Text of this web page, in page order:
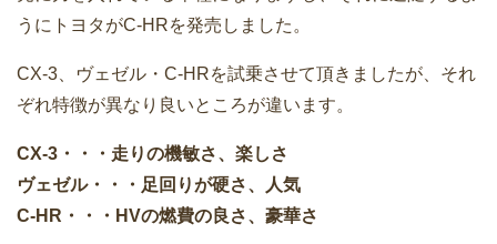
うにトヨタがC-HRを発売しました。
CX-3、ヴェゼル・C-HRを試乗させて頂きましたが、それ
ぞれ特徴が異なり良いところが違います。
CX-3・・・走りの機敏さ、楽しさ
ヴェゼル・・・足回りが硬さ、人気
C-HR・・・HVの燃費の良さ、豪華さ